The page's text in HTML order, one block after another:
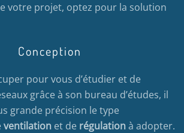
votre projet, optez pour la solution
Conception
pour vous d’étudier et de
grâce à son bureau d’études, il
grande précision le type
ventilation et de régulationà adopter.